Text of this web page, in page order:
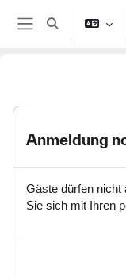
Zum Hauptinhalt
Website-Übersicht
Sucheingabe
Anmeldung
Gäste dürfen nicht
Sie sich mit Ihren